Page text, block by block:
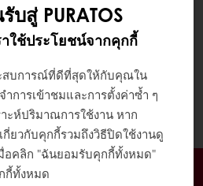
สู่ PURATOS
าใช้ประโยชน์จากคุกกี้
สบการณ์ที่ดีที่สุดให้กับคุณใน
ำการเข้าชมและการตั้งค่าซ้ำ ๆ
ะห์ปริมาณการใช้งาน หาก
กี่ยวกับคุกกี้รวมถึงวิธีปิดใช้งานดู
มื่อคลิก "ฉันยอมรับคุกกี้ทั้งหมด"
กี้ทั้งหมด
ชั่วโมง